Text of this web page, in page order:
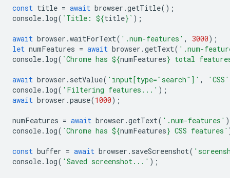
const title = await browser .getTitle();
console. log( `Title: ${title} ` );
await browser .waitForText( '.num-features' , 3000);
let numFeatures = await browser .getText( '.num-
console. log( `Chrome has ${numFeatures} total
await browser . setValue( 'input[type="search"]' , 'CSS'
console. log( 'Filtering features...' );
await browser .pause(1000);
numFeatures = await browser .getText( '.num-features'
console. log( `Chrome has ${numFeatures} CSS features`
const buffer = await browser . saveScreenshot(
console. log( 'Saved screenshot...' );